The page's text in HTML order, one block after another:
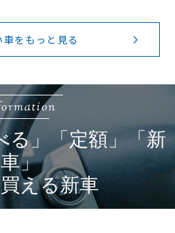
車をもっと見る
る」「定額」「新
車」
える新車